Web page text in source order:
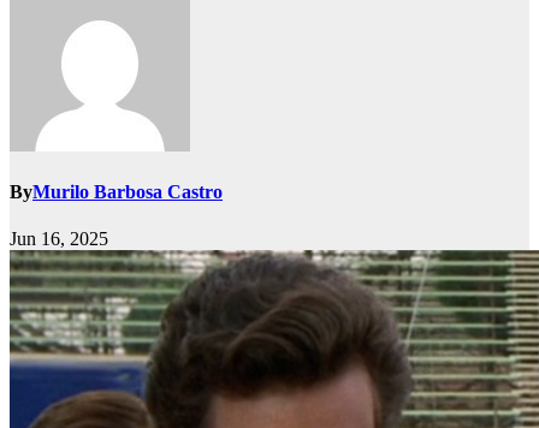
ByMurilo Barbosa Castro
Jun 16, 2025